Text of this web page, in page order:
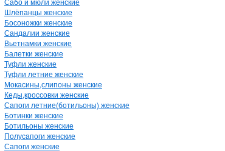
Шлёпанцы женские
Босоножки женские
Сандалии женские
Вьетнамки женские
Балетки женские
Туфли женские
Туфли летние женские
Мокасины,слипоны женские
Кеды,кроссовки женские
Сапоги летние(ботильоны) женские
Ботинки женские
Ботильоны женские
Полусапоги женские
Сапоги женские